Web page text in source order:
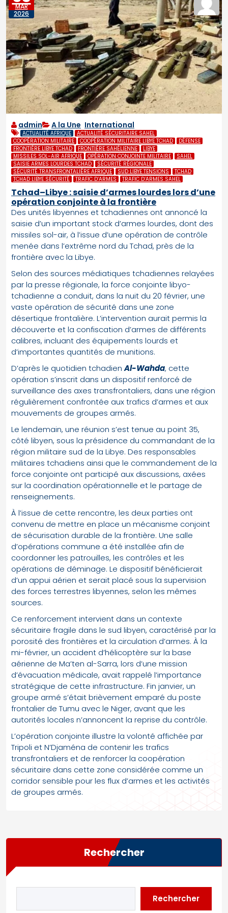
MAR
2026
admin A la Une International
ACTUALITÉ AFRIQUE
ACTUALITÉ SÉCURITAIRE SAHEL
COOPÉRATION MILITAIRE
COOPÉRATION MILITAIRE LIBYE TCHAD
DÉFENSE
FRONTIÈRE LIBYE TCHAD
FRONTIÈRE SAHÉLIENNE
LIBYE
MISSILES SOL-AIR AFRIQUE
OPÉRATION CONJOINTE MILITAIRE
SAHEL
SAISIE ARMES LOURDES TCHAD
SÉCURITÉ RÉGIONALE
SÉCURITÉ TRANSFRONTALIÈRE AFRIQUE
SUD LIBYE TENSIONS
TCHAD
TCHAD LIBYE SÉCURITÉ
TRAFIC D’ARMES TRAFIC D’ARMES SAHEL
Tchad–Libye : saisie d’armes lourdes lors d’une
opération conjointe à la frontière
Des unités libyennes et tchadiennes ont annoncé la
saisie d’un important stock d’armes lourdes, dont des
missiles sol-air, à l’issue d’une opération de contrôle
menée dans l’extrême nord du Tchad, près de la
frontière avec la Libye.
Selon des sources médiatiques tchadiennes relayées
par la presse régionale, la force conjointe libyo-
tchadienne a conduit, dans la nuit du 20 février, une
vaste opération de sécurité dans une zone
désertique frontalière. L’intervention aurait permis la
découverte et la confiscation d’armes de différents
calibres, incluant des équipements lourds et
d’importantes quantités de munitions.
D’après le quotidien tchadienAl-Wahda, cette
opération s’inscrit dans un dispositif renforcé de
surveillance des axes transfrontaliers, dans une région
régulièrement confrontée aux trafics d’armes et aux
mouvements de groupes armés.
Le lendemain, une réunion s’est tenue au point 35,
côté libyen, sous la présidence du commandant de la
région militaire sud de la Libye. Des responsables
militaires tchadiens ainsi que le commandement de la
force conjointe ont participé aux discussions, axées
sur la coordination opérationnelle et le partage de
renseignements.
À l’issue de cette rencontre, les deux parties ont
convenu de mettre en place un mécanisme conjoint
de sécurisation durable de la frontière. Une salle
d’opérations commune a été installée afin de
coordonner les patrouilles, les contrôles et les
opérations de déminage. Le dispositif bénéficierait
d’un appui aérien et serait placé sous la supervision
des forces terrestres libyennes, selon les mêmes
sources.
Ce renforcement intervient dans un contexte
sécuritaire fragile dans le sud libyen, caractérisé par la
porosité des frontières et la circulation d’armes. À la
mi-février, un accident d’hélicoptère sur la base
aérienne de Ma’ten al-Sarra, lors d’une mission
d’évacuation médicale, avait rappelé l’importance
stratégique de cette infrastructure. Fin janvier, un
groupe armé s’était brièvement emparé du poste
frontalier de Tumu avec le Niger, avant que les
autorités locales n’annoncent la reprise du contrôle.
L’opération conjointe illustre la volonté affichée par
Tripoli et N’Djaména de contenir les trafics
transfrontaliers et de renforcer la coopération
sécuritaire dans cette zone considérée comme un
corridor sensible pour les flux d’armes et les activités
de groupes armés.
Rechercher
Rechercher